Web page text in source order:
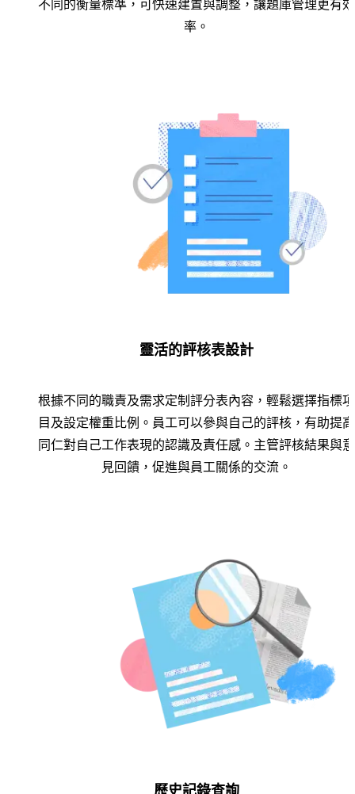
不同的衡量標準，可快速建置與調整，讓題庫管理更有效
率。
靈活的評核表設計
根據不同的職責及需求定制評分表內容，輕鬆選擇指標項
目及設定權重比例。員工可以參與自己的評核，有助提高
同仁對自己工作表現的認識及責任感。主管評核結果與意
見回饋，促進與員工關係的交流。